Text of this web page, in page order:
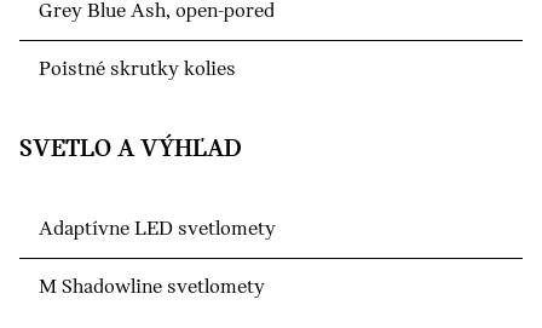
Grey Blue Ash, open-pored
Poistné skrutky kolies
SVETLO A VÝHĽAD
Adaptívne LED svetlomety
M Shadowline svetlomety